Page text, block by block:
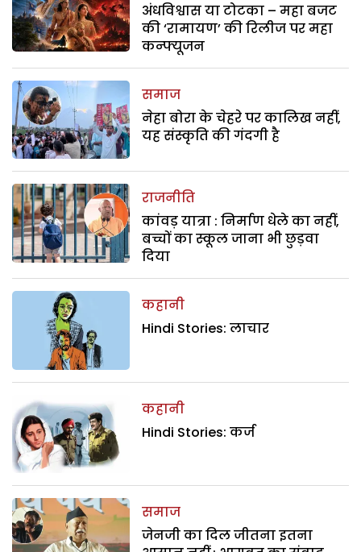
अंधविश्वास या टोटका – महा बजट
की ‘रामायण’ की रिलीज पर महा
कन्फ्यूजन
समाज
नेहा बोरा के चेहरे पर कालिख नहीं,
यह संस्कृति की गंदगी है
राजनीति
कांवड़ यात्रा : निर्माण धेले का नहीं,
बच्चों का स्कूल जाना भी छुड़वा
दिया
कहानी
Hindi Stories: लाचार
कहानी
Hindi Stories: कर्ज
समाज
जेनजी का दिल जीतना इतना